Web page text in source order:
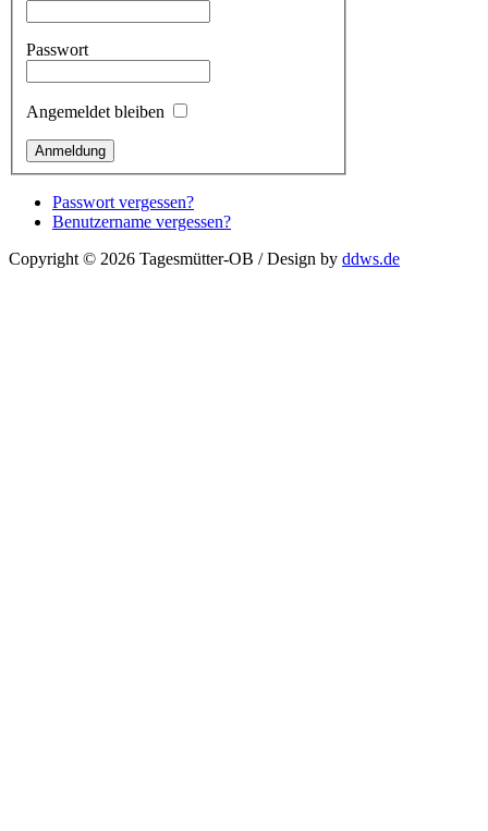
Passwort
Angemeldet bleiben
Passwort vergessen?
Benutzername vergessen?
Copyright © 2026 Tagesmütter-OB / Design by ddws.de